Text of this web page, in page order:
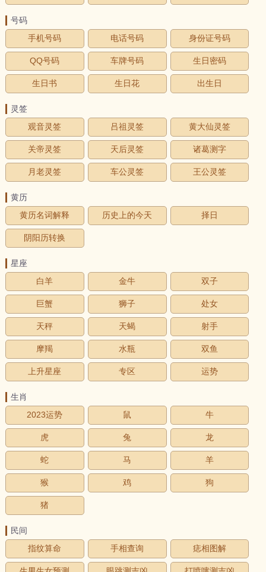
号码
手机号码
电话号码 身份证号码
QQ号码 车牌号码 生日密码
生日书 生日花 出生日
灵签
观音灵签
吕祖灵签 黄大仙灵签
关帝灵签 天后灵签 诸葛测字
月老灵签 车公灵签 王公灵签
黄历
黄历名词解释
历史上的今天 择日
阴阳历转换
星座
白羊
金牛 双子
巨蟹 狮子 处女
天秤 天蝎 射手
摩羯 水瓶 双鱼
上升星座 专区 运势
生肖
2023运势
鼠 牛
虎 兔 龙
蛇 马 羊
猴 鸡 狗
猪
民间
指纹算命
手相查询 痣相图解